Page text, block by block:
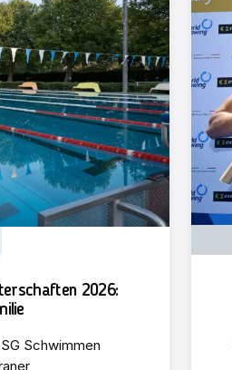
2026:
Schwimmen